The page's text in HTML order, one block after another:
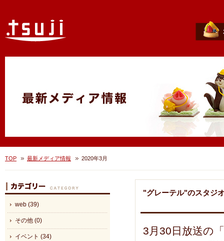
TOP 最新メディア情報 2020年3月
"グレーテル"のスタジ
3月30日放送の
web (39)
その他 (0)
イベント (34)